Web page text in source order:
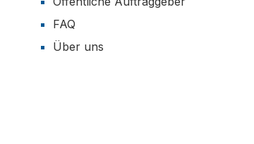
FAQ
Über uns